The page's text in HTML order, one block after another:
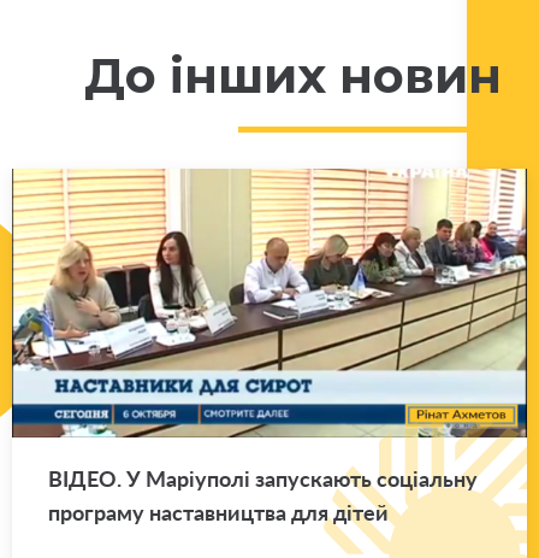
До інших новин
ВІДЕО. У Ма­рі­у­по­лі за­пу­ска­ють со­ці­аль­ну
про­гра­му на­став­ни­цтва для дітей